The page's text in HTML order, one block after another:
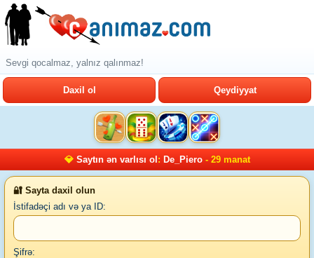
Sevgi qocalmaz, yalnız qalınmaz!
Daxil ol Qeydiyyat
💎 Saytın ən varlısı ol : De_Piero- 29 manat
🔐 Sayta daxil olun
İstifadəçi adı və ya ID:
Şifrə: